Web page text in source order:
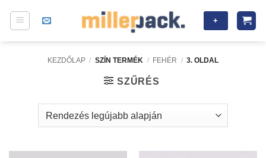
+
KEZDŐLAP / SZÍN TERMÉK / FEHÉR / 3. OLDAL
SZŰRÉS